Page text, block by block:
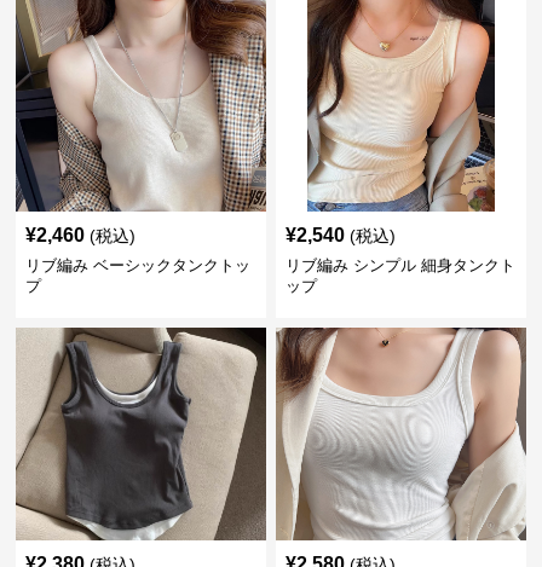
¥2,460 (税込)
リブ編み ベーシックタンクトッ
プ
¥2,540 (税込)
リブ編み シンプル 細身タンクト
ップ